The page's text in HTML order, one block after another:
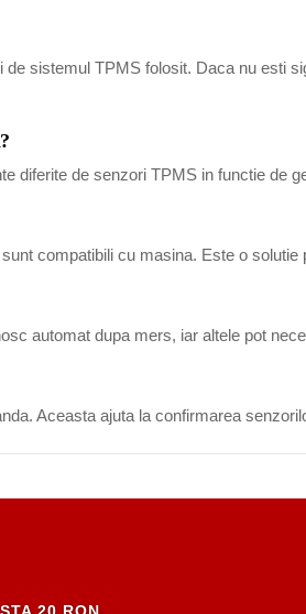
sistemul TPMS folosit. Daca nu esti
diferite de senzori TPMS in functie de
compatibili cu masina. Este o
automat dupa mers, iar altele pot
Aceasta ajuta la confirmarea